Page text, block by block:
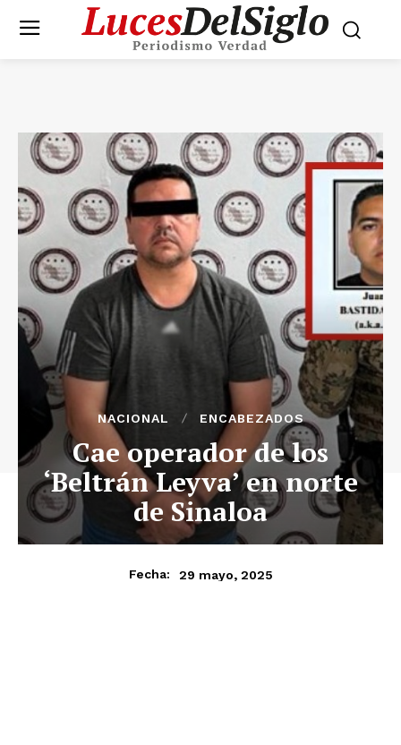
NACIONAL ENCABEZADOS
Cae operador de los
‘Beltrán Leyva’ en norte
de Sinaloa
Fecha: 29 mayo, 2025